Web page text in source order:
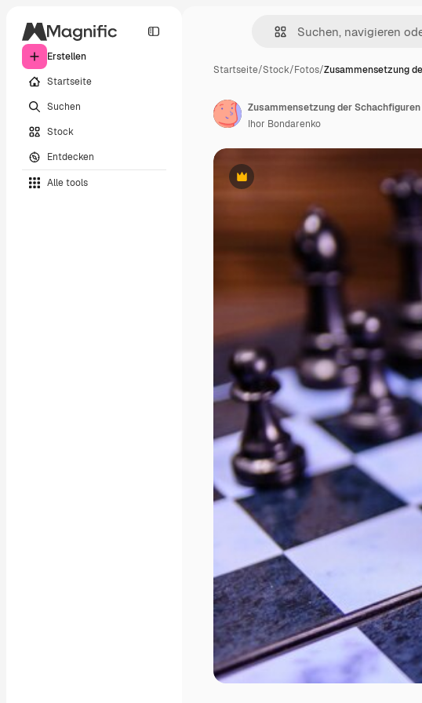
Erstellen
Startseite
Suchen
Stock
Entdecken
Alle tools
Startseite/Stock/Fotos/Zusammensetzung
Premium
Zusammensetzung der
Ihor Bondarenko